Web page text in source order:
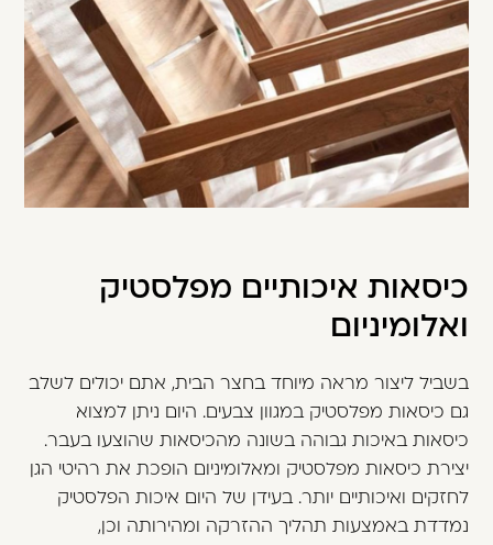
כיסאות איכותיים מפלסטיק
ואלומיניום
בשביל ליצור מראה מיוחד בחצר הבית, אתם יכולים לשלב
גם כיסאות מפלסטיק במגוון צבעים. היום ניתן למצוא
כיסאות באיכות גבוהה בשונה מהכיסאות שהוצעו בעבר.
יצירת כיסאות מפלסטיק ומאלומיניום הופכת את רהיטי הגן
לחזקים ואיכותיים יותר. בעידן של היום איכות הפלסטיק
נמדדת באמצעות תהליך ההזרקה ומהירותה וכן,